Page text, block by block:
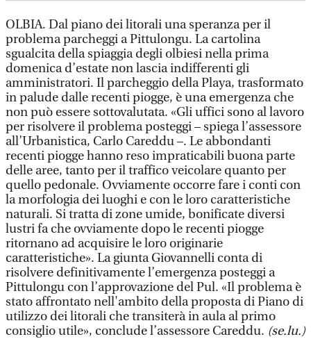
OLBIA. Dal piano dei litorali una speranza per il
problema parcheggi a Pittulongu. La cartolina
sgualcita della spiaggia degli olbiesi nella prima
domenica d’estate non lascia indifferenti gli
amministratori. Il parcheggio della Playa, trasformato
in palude dalle recenti piogge, è una emergenza che
non può essere sottovalutata. «Gli uffici sono al lavoro
per risolvere il problema posteggi – spiega l’assessore
all’Urbanistica, Carlo Careddu –. Le abbondanti
recenti piogge hanno reso impraticabili buona parte
delle aree, tanto per il traffico veicolare quanto per
quello pedonale. Ovviamente occorre fare i conti con
la morfologia dei luoghi e con le loro caratteristiche
naturali. Si tratta di zone umide, bonificate diversi
lustri fa che ovviamente dopo le recenti piogge
ritornano ad acquisire le loro originarie
caratteristiche». La giunta Giovannelli conta di
risolvere definitivamente l’emergenza posteggi a
Pittulongu con l’approvazione del Pul. «Il problema è
stato affrontato nell'ambito della proposta di Piano di
utilizzo dei litorali che transiterà in aula al primo
consiglio utile», conclude l’assessore Careddu. (se.lu.)